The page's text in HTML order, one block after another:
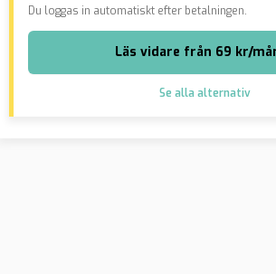
Du loggas in automatiskt efter betalningen.
Läs vidare från 69 kr/
Se alla alternativ